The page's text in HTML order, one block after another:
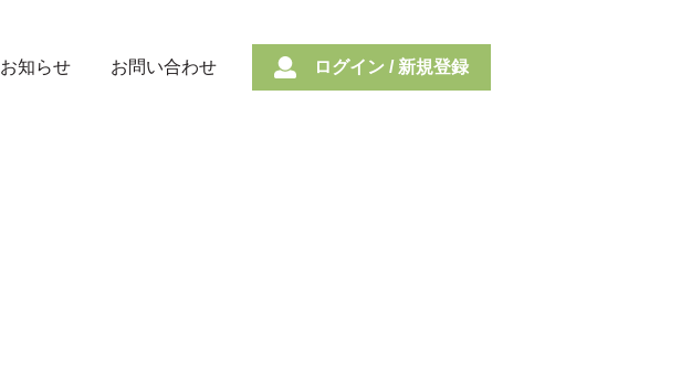
お知らせ お問い合わせ ログイン / 新規登録